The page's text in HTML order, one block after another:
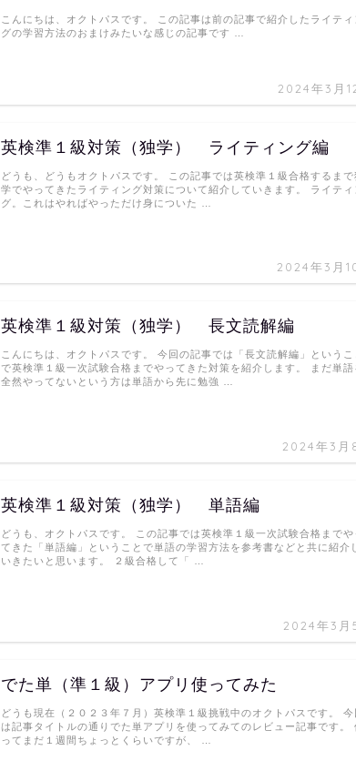
2024年3月
こんにちは、オクトパスです。 この記事は前の記事で紹介したライティ
グの学習方法のおまけみたいな感じの記事です …
英検準１級対策（独学） ライティング編
2024年3月
どうも、どうもオクトパスです。 この記事では英検準１級合格するまで
学でやってきたライティング対策について紹介していきます。 ライティ
グ。これはやればやっただけ身についた …
英検準１級対策（独学） 長文読解編
2024年3月
こんにちは、オクトパスです。 今回の記事では「長文読解編」というこ
で英検準１級一次試験合格までやってきた対策を紹介します。 まだ単語
全然やってないという方は単語から先に勉強 …
英検準１級対策（独学） 単語編
2024年3月
どうも、オクトパスです。 この記事では英検準１級一次試験合格までや
てきた「単語編」ということで単語の学習方法を参考書などと共に紹介
いきたいと思います。 ２級合格して「 …
でた単（準１級）アプリ使ってみた
どうも現在（２０２３年７月）英検準１級挑戦中のオクトパスです。 今
は記事タイトルの通りでた単アプリを使ってみてのレビュー記事です。
ってまだ１週間ちょっとくらいですが、 …